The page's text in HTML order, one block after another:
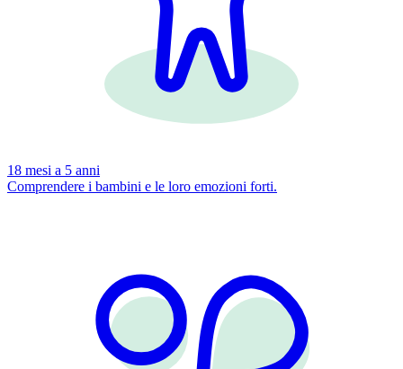
18 mesi a 5 anni
Comprendere i bambini e le loro emozioni forti.